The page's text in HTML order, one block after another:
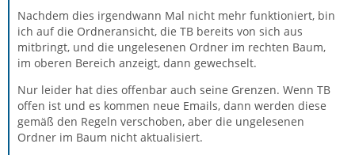
Nachdem dies irgendwann Mal nicht mehr funktioniert, bin
ich auf die Ordneransicht, die TB bereits von sich aus
mitbringt, und die ungelesenen Ordner im rechten Baum,
im oberen Bereich anzeigt, dann gewechselt.
Nur leider hat dies offenbar auch seine Grenzen. Wenn TB
offen ist und es kommen neue Emails, dann werden diese
gemäß den Regeln verschoben, aber die ungelesenen
Ordner im Baum nicht aktualisiert.